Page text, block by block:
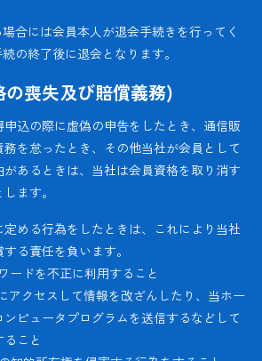
合には会員本人が退会手続きを行ってく
の終了後に退会となります。
喪失及び賠償義務)
込の際に虚偽の申告をしたとき、通信販
を怠ったとき、その他当社が会員として
あるときは、当社は会員資格を取り消す
ます。
める行為をしたときは、これにより当社
る責任を負います。
ードを不正に利用すること
アクセスして情報を改ざんしたり、当ホー
ピュータプログラムを送信するなどして
こと